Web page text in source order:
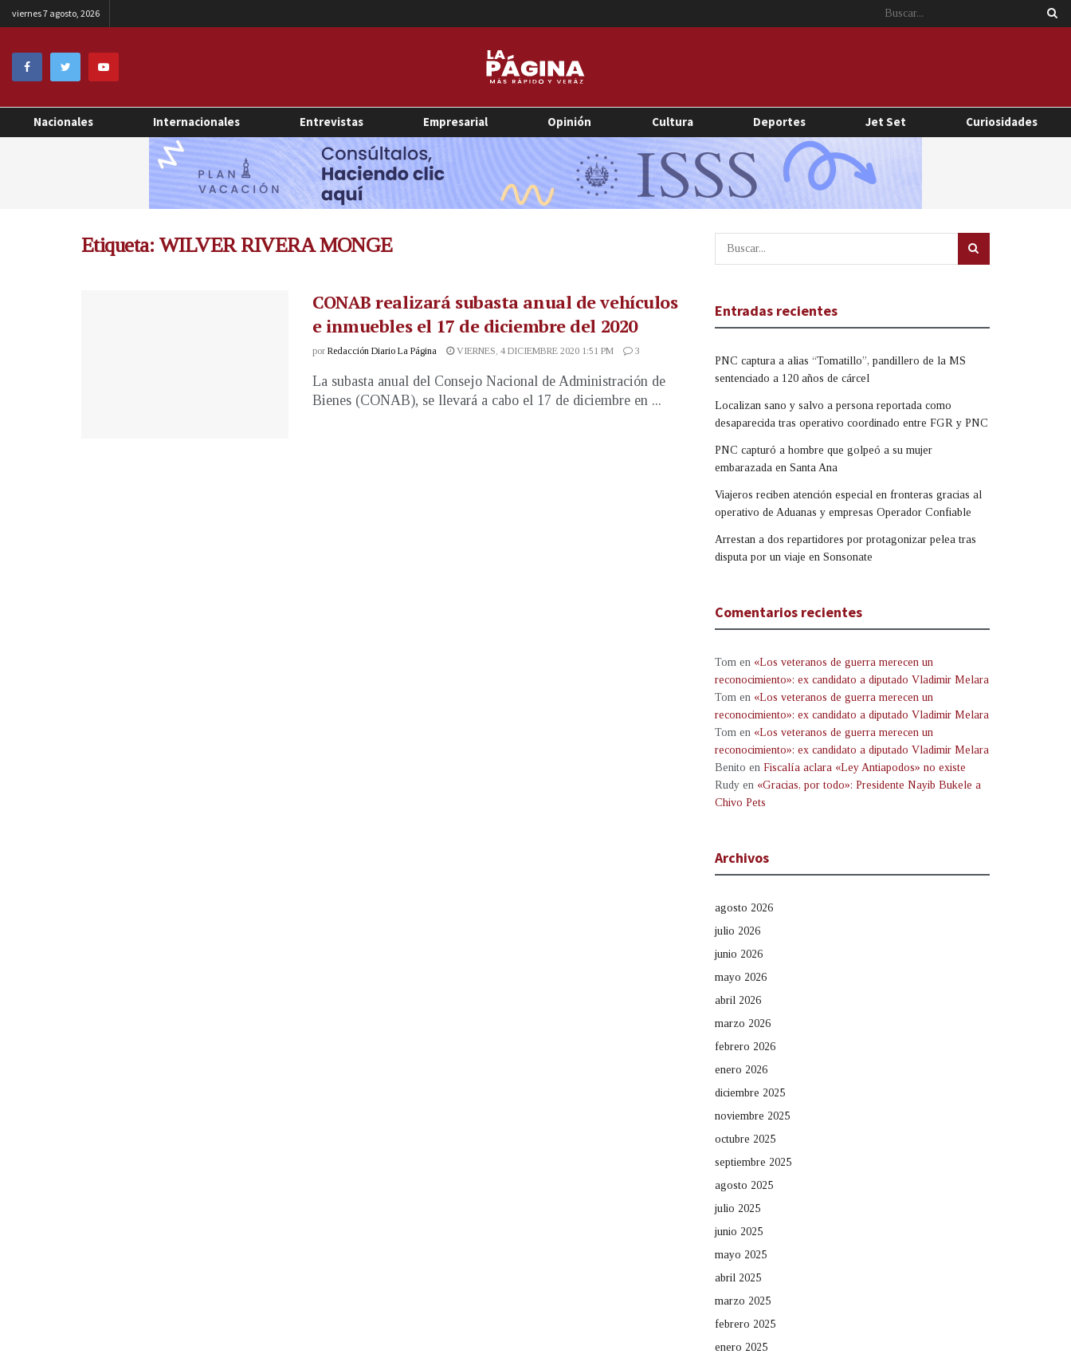
viernes 7 agosto, 2026
Nacionales Internacionales Entrevistas Empresarial Opinión Cultura Deportes Jet Set Curiosidades
Etiqueta: WILVER RIVERA MONGE
CONAB realizará subasta anual de vehículos
e inmuebles el 17 de diciembre del 2020
por Redacción Diario La Página VIERNES, 4 DICIEMBRE 2020 1:51 PM 3
La subasta anual del Consejo Nacional de Administración de
Bienes (CONAB), se llevará a cabo el 17 de diciembre en ...
Entradas recientes
PNC captura a alias “Tomatillo”, pandillero de la MS
sentenciado a 120 años de cárcel
Localizan sano y salvo a persona reportada como
desaparecida tras operativo coordinado entre FGR y PNC
PNC capturó a hombre que golpeó a su mujer
embarazada en Santa Ana
Viajeros reciben atención especial en fronteras gracias al
operativo de Aduanas y empresas Operador Confiable
Arrestan a dos repartidores por protagonizar pelea tras
disputa por un viaje en Sonsonate
Comentarios recientes
Tom en «Los veteranos de guerra merecen un
reconocimiento»: ex candidato a diputado Vladimir Melara
Tom en «Los veteranos de guerra merecen un
reconocimiento»: ex candidato a diputado Vladimir Melara
Tom en «Los veteranos de guerra merecen un
reconocimiento»: ex candidato a diputado Vladimir Melara
Benito en Fiscalía aclara «Ley Antiapodos» no existe
Rudy en «Gracias, por todo»: Presidente Nayib Bukele a
Chivo Pets
Archivos
agosto 2026
julio 2026
junio 2026
mayo 2026
abril 2026
marzo 2026
febrero 2026
enero 2026
diciembre 2025
noviembre 2025
octubre 2025
septiembre 2025
agosto 2025
julio 2025
junio 2025
mayo 2025
abril 2025
marzo 2025
febrero 2025
enero 2025